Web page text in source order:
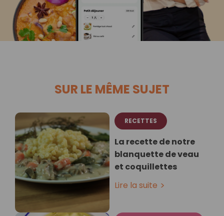
SUR LE MÊME SUJET
RECETTES
La recette de notre
blanquette de veau
et coquillettes
Lire la suite